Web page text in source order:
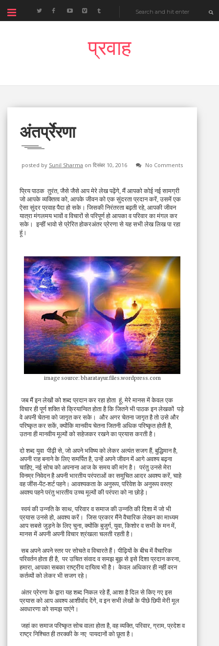
प्रवाह
अंतर्प्रेरणा
posted by Sunil Sharma on दिसंबर 10, 2016 No Comments
प्रिय पाठक  तुरंत, जैसे जैसे आप मेरे लेख पढ़ेंगे, मैं आपको कोई नई सामग्री
जो आपके व्यक्तित्व को, आपके जीवन को एक सुंदरता प्रदान करें, उसमें एक
ऐसा सुंदर प्रवाह पैदा हो सके। जिसकी निरंतरता बढ़ती रहे, आपकी जीवन
यात्रा मंगलमय भावों व विचारों से परिपूर्ण हो आपका व परिवार का मंगल कर
सके।  इन्हीं भावो से प्रेरित होकरअंतर प्रेरणा से यह सभी लेख लिख पा रहा
हूं।
image source: bharatayur.files.wordpress.com
जब मैं इन लेखों को शब्द प्रदान कर रहा होता  हूं, मेरे मानस में केवल एक
विचार ही पूर्ण शक्ति से क्रियान्वित होता है कि जितने भी पाठक इन लेखकों  पड़े
वे अपनी चेतना को जागृत कर सके।  और अगर चेतना जागृत है तो उसे और
परिष्कृत कर सकें, क्योंकि मानवीय चेतना जितनी अधिक परिष्कृत होती है,
उतना ही मानवीय मूल्यों को सहेजकर रखने का प्रयास करती है।
दो शब्द युवा  पीढ़ी से, जो अपने भविष्य को लेकर अत्यंत सजग हैं, बुद्धिमान है,
अपनी राह बनाने के लिए समर्पित है, उन्हें अपने जीवन में आगे अवश्य बढ़ना
चाहिए, नई सोच को अपनाना आज के समय की मांग है।  परंतु उनसे मेरा
विनम्र निवेदन है अपनी भारतीय परंपराओं का समुचित आदर अवश्य करें, चाहे
वह जींस-पेंट-शर्ट पहने। आवश्यकता के अनुरूप, परिवेश के अनुरूप वस्त्र
अवश्य पहने परंतु भारतीय उच्च मूल्यों की परंपरा को ना छोड़े।
स्वयं की उन्नति के साथ, परिवार व समाज की उन्नति की दिशा में जो भी
प्रयास उनसे हो, अवश्य करें।  जिस प्रकार मैंने वैचारिक लेखन का माध्यम
आप सबसे जुड़ने के लिए चुना, क्योंकि बुजुर्ग, युवा, किशोर व सभी के मन में,
मानस में अपनी अपनी विचार श्रंखला चलती रहती है।
सब अपने अपने स्तर पर सोचते व विचारते हैं। पीढ़ियों के बीच में वैचारिक
परिवर्तन होता ही है,  पर उचित संवाद व समझ बूझ से इसे दिशा प्रदान करना,
हमारा, आपका सबका राष्ट्रीय दायित्व भी है।  केवल अधिकार ही नहीं वरन
कर्तव्यों को लेकर भी सजग रहे।
प्रयास को आप अवश्य आशीर्वाद देंगे, व इन सभी लेखों के पीछे छिपी मेरी मूल
अवधारणा को समझ पाएंगे।
जहां का समाज परिष्कृत सोच वाला होता है, वह व्यक्ति, परिवार, ग्राम, प्रदेश व
राष्ट्र निश्चित ही तरक्की के नए  पायदानों को छूता है।